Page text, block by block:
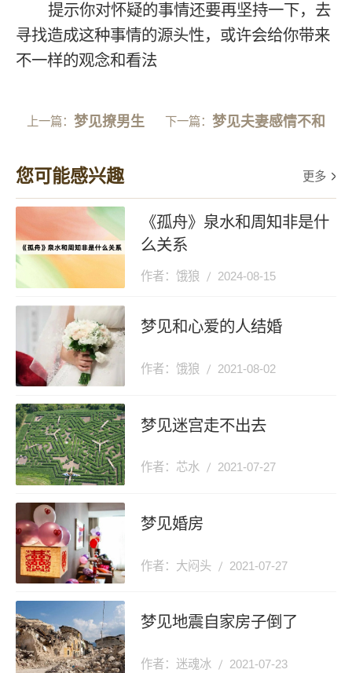
提示你对怀疑的事情还要再坚持一下，去
寻找造成这种事情的源头性，或许会给你带来
不一样的观念和看法
上一篇： 梦见撩男生 下一篇：梦见夫妻感情不和
您可能感兴趣 更多
《孤舟》泉水和周知非是什
么关系
作者：饿狼 2024-08-15
梦见和心爱的人结婚
作者：饿狼 2021-08-02
梦见迷宫走不出去
作者：芯水 2021-07-27
梦见婚房
作者：大闷头 2021-07-27
梦见地震自家房子倒了
作者：迷魂冰 2021-07-23